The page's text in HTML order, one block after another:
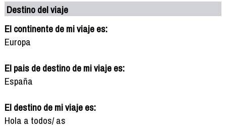
Destino del viaje
El continente de mi viaje es:
Europa
El pais de destino de mi viaje es:
España
El destino de mi viaje es:
Hola a todos/ as